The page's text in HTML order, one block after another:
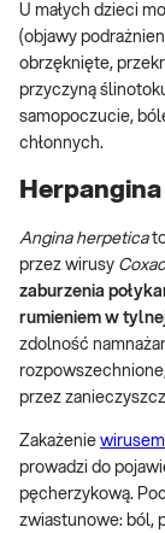
U małych dzieci
(objawy
obrzęknięte,
przyczyną
samopoczucie,
chłonnych.
Herpangina
Angina herpetica
przez wirusy
zaburzenia
rumieniem w
zdolność
przez
Zakażenie
prowadzi do
pęcherzykową.
zwiastunowe: ból,